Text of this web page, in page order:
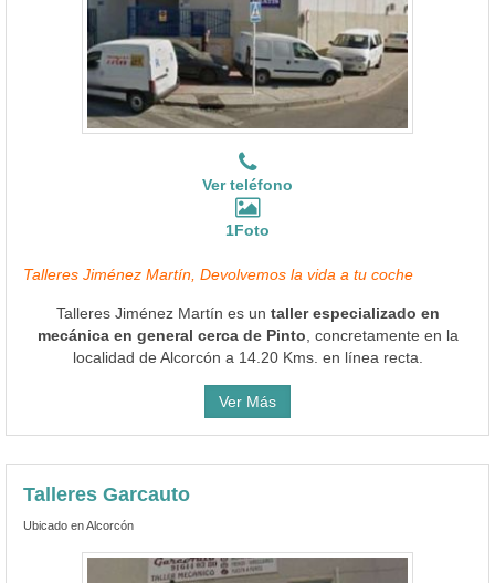
Ver teléfono
1Foto
Talleres Jiménez Martín, Devolvemos la vida a tu coche
Talleres Jiménez Martín es un taller especializado en
mecánica en general cerca de Pinto , concretamente en la
localidad de Alcorcón a 14.20 Kms. en línea recta.
Ver Más
Talleres Garcauto
Ubicado en Alcorcón